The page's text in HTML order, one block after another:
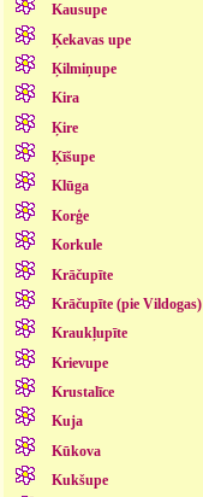
Kausupe
Ķekavas upe
Ķilmiņupe
Kira
Ķire
Ķīšupe
Klūga
Korģe
Korkule
Krāčupīte
Krāčupīte (pie Vildogas)
Kraukļupīte
Krievupe
Krustalīce
Kuja
Kūkova
Kukšupe